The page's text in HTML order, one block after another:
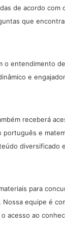
de acordo
que
o entendimento
e
receberá
e
diversificado
para
equipe é
acesso ao